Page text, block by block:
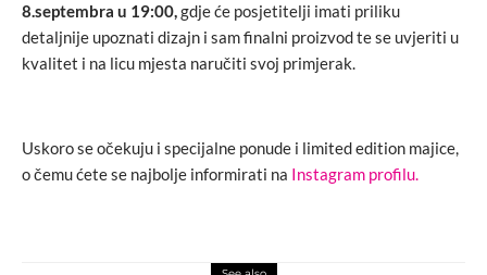
8.septembra u 19:00,gdje će posjetitelji imati priliku
detaljnije upoznati dizajn i sam finalni proizvod te se uvjeriti u
kvalitet i na licu mjesta naručiti svoj primjerak.
Uskoro se očekuju i specijalne ponude i limited edition majice,
o čemu ćete se najbolje informirati na Instagram profilu.